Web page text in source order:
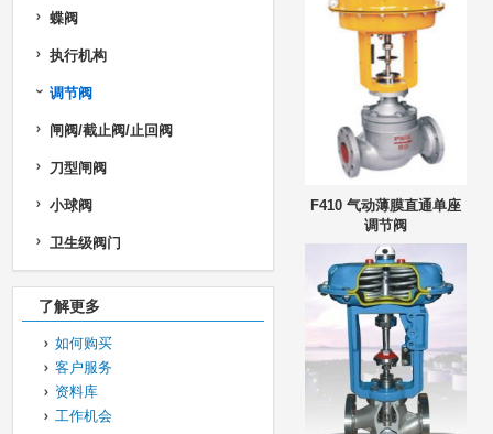
蝶阀
执行机构
调节阀
闸阀/截止阀/止回阀
刀型闸阀
小球阀
卫生级阀门
了解更多
如何购买
客户服务
资料库
工作机会
F410 气动薄膜直通单座
调节阀